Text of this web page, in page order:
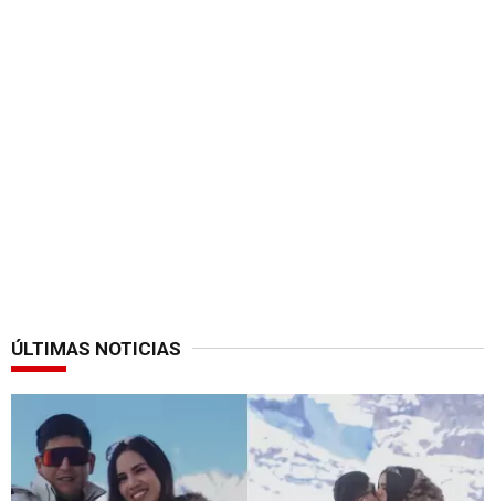
ÚLTIMAS NOTICIAS